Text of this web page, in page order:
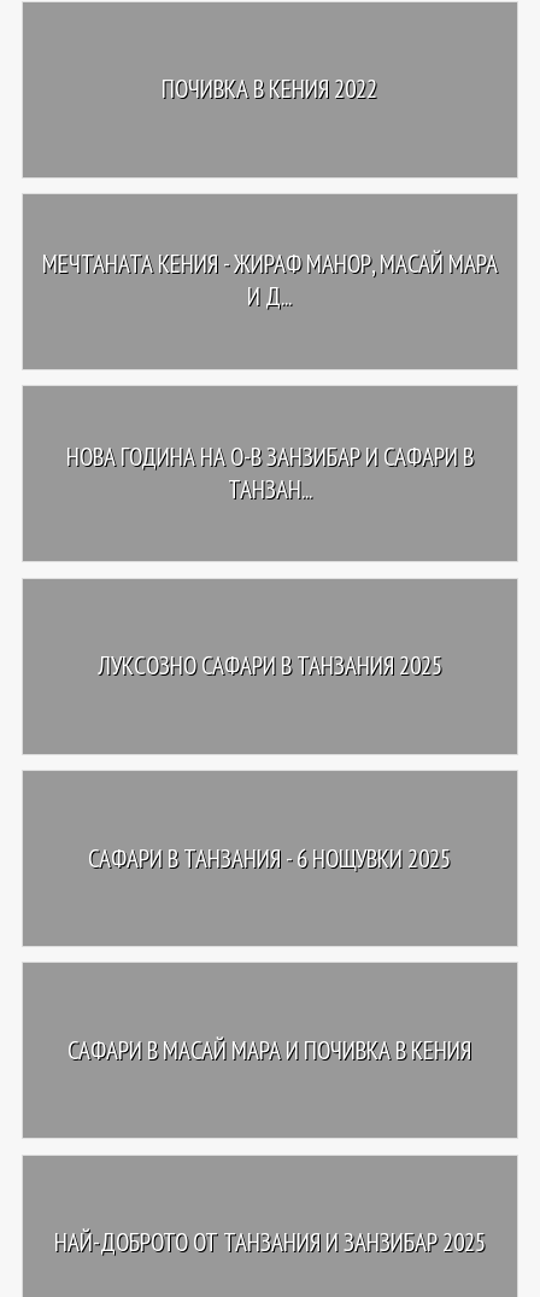
ПОЧИВКА В КЕНИЯ 2022
МЕЧТАНАТА КЕНИЯ - ЖИРАФ МАНОР, МАСАЙ МАРА
И Д...
НОВА ГОДИНА НА О-В ЗАНЗИБАР И САФАРИ В
ТАНЗАН...
ЛУКСОЗНО САФАРИ В ТАНЗАНИЯ 2025
САФАРИ В ТАНЗАНИЯ - 6 НОЩУВКИ 2025
САФАРИ В МАСАЙ МАРА И ПОЧИВКА В КЕНИЯ
НАЙ-ДОБРОТО ОТ ТАНЗАНИЯ И ЗАНЗИБАР 2025